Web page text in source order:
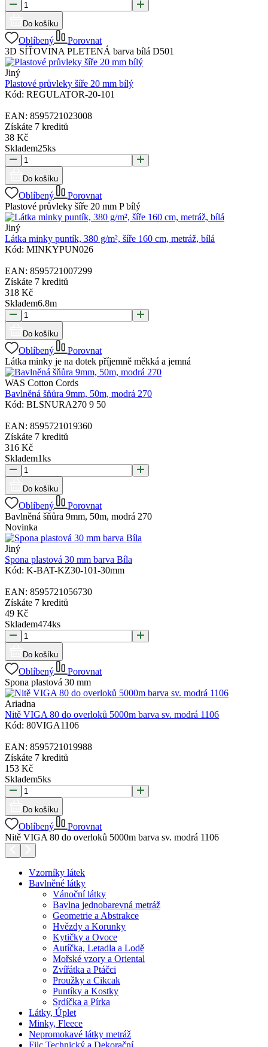
Do košíku
Oblíbený
Porovnat
3D SÍŤOVINA PLETENÁ barva bílá D501
Jiný
Plastové průvleky šíře 20 mm bílý
Kód: REGULATOR-20-101
EAN: 8595721023008
Získáte 7 kreditů
38 Kč
Skladem25ks
Do košíku
Oblíbený
Porovnat
Plastové průvleky šíře 20 mm P bílý
Jiný
Látka minky puntík, 380 g/m², šíře 160 cm, metráž, bílá
Kód: MINKYPUN026
EAN: 8595721007299
Získáte 7 kreditů
318 Kč
Skladem6.8m
Do košíku
Oblíbený
Porovnat
Látka minky je na dotek příjemně měkká a jemná
WAS Cotton Cords
Bavlněná šňůra 9mm, 50m, modrá 270
Kód: BLSNURA270 9 50
EAN: 8595721019360
Získáte 7 kreditů
316 Kč
Skladem1ks
Do košíku
Oblíbený
Porovnat
Bavlněná šňůra 9mm, 50m, modrá 270
Novinka
Jiný
Spona plastová 30 mm barva Bíla
Kód: K-BAT-KZ30-101-30mm
EAN: 8595721056730
Získáte 7 kreditů
49 Kč
Skladem474ks
Do košíku
Oblíbený
Porovnat
Spona plastová 30 mm
Ariadna
Nitě VIGA 80 do overloků 5000m barva sv. modrá 1106
Kód: 80VIGA1106
EAN: 8595721019988
Získáte 7 kreditů
153 Kč
Skladem5ks
Do košíku
Oblíbený
Porovnat
Nitě VIGA 80 do overloků 5000m barva sv. modrá 1106
Vzorníky látek
Bavlněné látky
Vánoční látky
Bavlna jednobarevná metráž
Geometrie a Abstrakce
Hvězdy a Korunky
Kytičky a Ovoce
Autíčka, Letadla a Lodě
Mořské vzory a Oriental
Zvířátka a Ptáčci
Proužky a Cikcak
Puntíky a Kostky
Srdíčka a Pírka
Látky, Úplet
Minky, Fleece
Nepromokavé látky metráž